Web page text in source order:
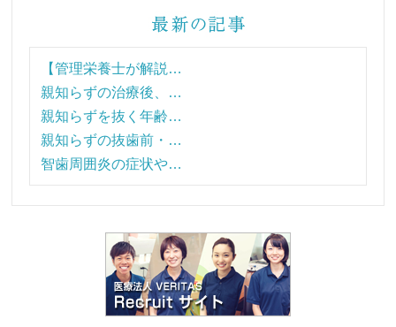
【管理栄養士が解説…
親知らずの治療後、…
親知らずを抜く年齢…
親知らずの抜歯前・…
智歯周囲炎の症状や…